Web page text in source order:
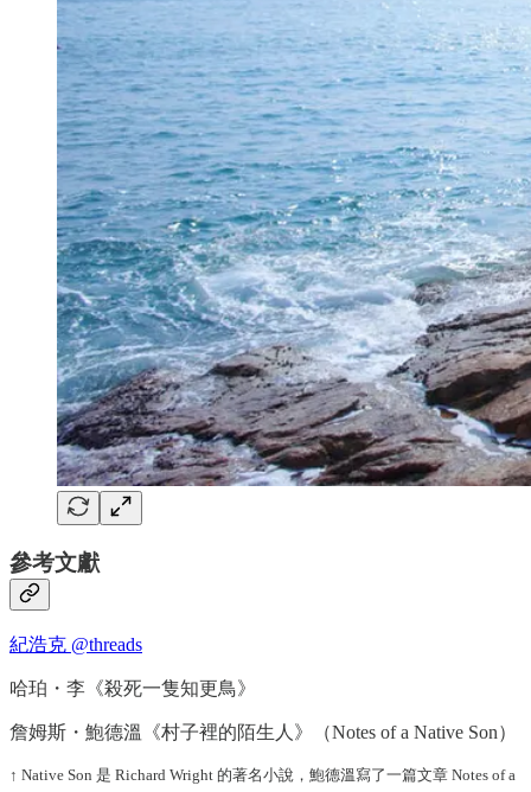
參考文獻
紀浩克 @threads
哈珀・李《殺死一隻知更鳥》
詹姆斯・鮑德溫《村子裡的陌生人》（Notes of a Native Son）
↑ Native Son 是 Richard Wright 的著名小說，鮑德溫寫了一篇文章 Notes of a